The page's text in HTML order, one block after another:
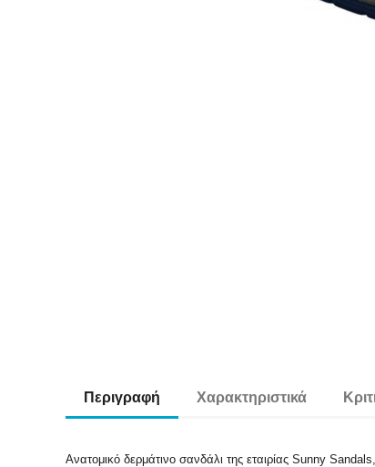
Περιγραφή Χαρακτηριστικά
Ανατομικό δερμάτινο σανδάλι της εταιρίας Sunny